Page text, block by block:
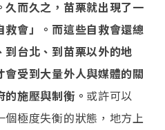
而久之，苗栗就出現了一
會」。而這些自救會還總
台北、到苗栗以外的地
受到大量外人與媒體的關
施壓與制衡。 或許可以
極度失衡的狀態，地方上